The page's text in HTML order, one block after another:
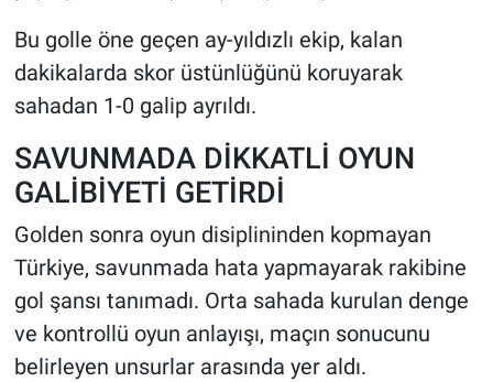
Bu golle öne geçen ay-yıldızlı ekip, kalan
dakikalarda skor üstünlüğünü koruyarak
sahadan 1-0 galip ayrıldı.
SAVUNMADA DİKKATLİ OYUN
GALİBİYETİ GETİRDİ
Golden sonra oyun disiplininden kopmayan
Türkiye, savunmada hata yapmayarak rakibine
gol şansı tanımadı. Orta sahada kurulan denge
ve kontrollü oyun anlayışı, maçın sonucunu
belirleyen unsurlar arasında yer aldı.